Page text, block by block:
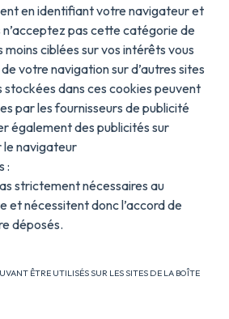
en identifiant votre navigateur et
n’acceptez pas cette catégorie de
ciblées sur vos intérêts vous
votre navigation sur d’autres sites
dans ces cookies peuvent
par les fournisseurs de publicité
également des publicités sur
le navigateur
:
strictement nécessaires au
et nécessitent donc l’accord de
déposés.
ÊTRE UTILISÉS SUR LES SITES DE LA BOÎTE